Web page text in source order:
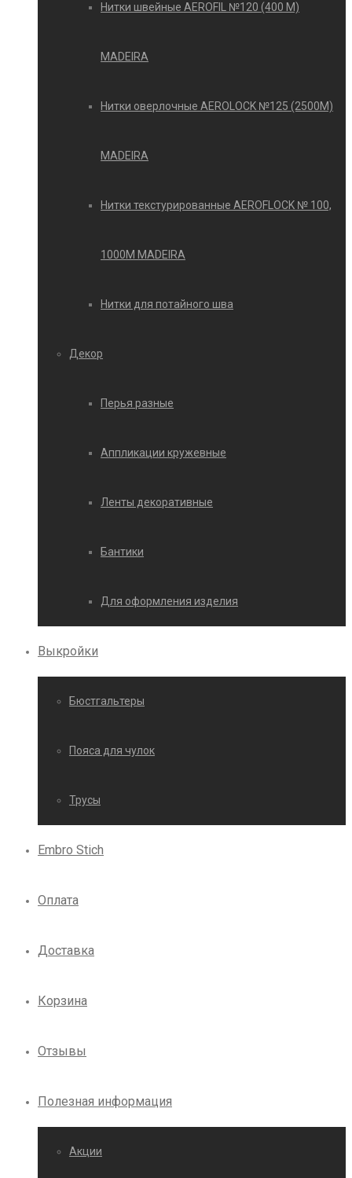
Нитки швейные AEROFIL №120 (400 М)
MADEIRA
Нитки оверлочные AEROLOCK №125 (2500М)
MADEIRA
Нитки текстурированные AEROFLOCK № 100,
1000М MADEIRA
Нитки для потайного шва
Декор
Перья разные
Аппликации кружевные
Ленты декоративные
Бантики
Для оформления изделия
Выкройки
Бюстгальтеры
Пояса для чулок
Трусы
Embro Stich
Оплата
Доставка
Корзина
Отзывы
Полезная информация
Акции